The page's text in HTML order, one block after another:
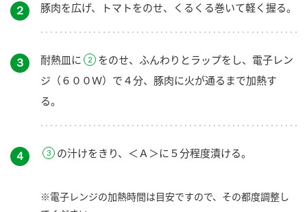
２ 豚肉を広げ、トマトをのせ、くるくる巻いて軽く握る。
３ 耐熱皿に
をのせ、ふんわりとラップをし、電子レン
ジ（６００Ｗ）で４分、豚肉に火が通るまで加熱す
る。
４ の汁けをきり、＜Ａ＞に５分程度漬ける。
※電子レンジの加熱時間は目安ですので、その都度調整し